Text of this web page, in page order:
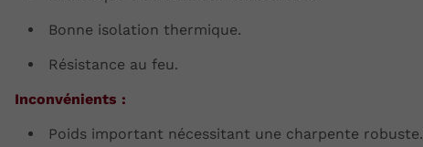
Bonne isolation thermique.
Résistance au feu.
Inconvénients :
Poids important nécessitant une charpente robuste.